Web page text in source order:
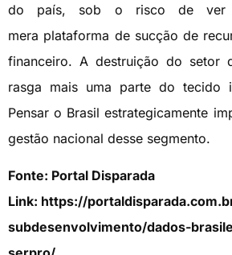
do país, sob o risco de ver
mera plataforma de sucção de
financeiro. A destruição do setor
rasga mais uma parte do tecido
Pensar o Brasil estrategicamente
gestão nacional desse segmento.
Fonte: Portal Disparada
Link: https://
subdesenvolvimento/dados-